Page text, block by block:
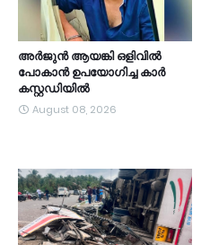
അർജുൻ ആയങ്കി ഒളിവിൽ
പോകാൻ ഉപയോഗിച്ച കാർ
കസ്റ്റഡിയിൽ
August 08, 2026